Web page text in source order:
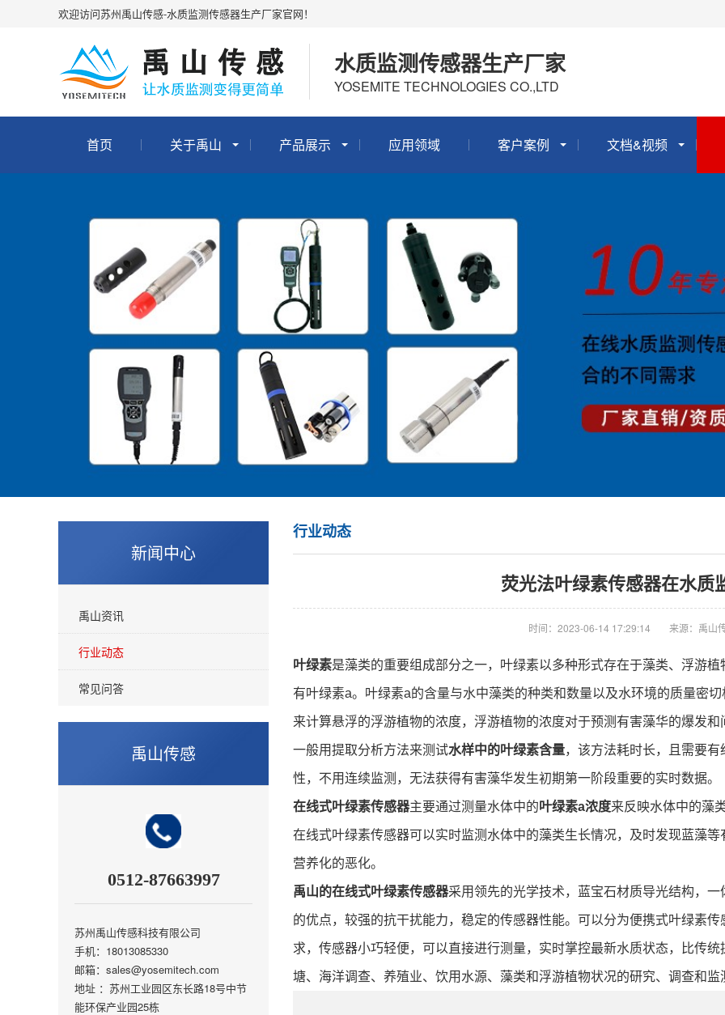
欢迎访问苏州禹山传感-水质监测传感器生产厂家官网！
水质监测传感器生产厂家
YOSEMITE TECHNOLOGIES CO.,LTD
首页 关于禹山 产品展示 应用领域 客户案例 文档&视频
新闻中心
禹山资讯
行业动态
常见问答
禹山传感
0512-87663997
苏州禹山传感科技有限公司
手机：18013085330
邮箱：sales@yosemitech.com
地址 ：苏州工业园区东长路18号中节
能环保产业园25栋
行业动态
荧光法叶绿素传感器在水质
时间：2023-06-14 17:29:14 来源：禹山
叶绿素是藻类的重要组成部分之一，叶绿素以多种形式存在于藻类、浮游
有叶绿素a。叶绿素a的含量与水中藻类的种类和数量以及水环境的质量密
来计算悬浮的浮游植物的浓度，浮游植物的浓度对于预测有害藻华的爆发
一般用提取分析方法来测试水样中的叶绿素含量，该方法耗时长，且需要
性，不用连续监测，无法获得有害藻华发生初期第一阶段重要的实时数据。
在线式叶绿素传感器主要通过测量水体中的叶绿素a浓度来反映水体中的藻
在线式叶绿素传感器可以实时监测水体中的藻类生长情况，及时发现蓝藻
营养化的恶化。
禹山的在线式叶绿素传感器采用领先的光学技术，蓝宝石材质导光结构，
的优点，较强的抗干扰能力，稳定的传感器性能。可以分为便携式叶绿素
求，传感器小巧轻便，可以直接进行测量，实时掌控最新水质状态，比传
塘、海洋调查、养殖业、饮用水源、藻类和浮游植物状况的研究、调查和监